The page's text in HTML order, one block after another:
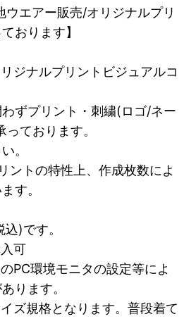
ウエアー販売/オリジナルプリ
おります】
ジナルプリントビジュアルコ
ずプリント・刺繍(ロゴ/ネー
ております。
。
ントの特性上、作成枚数によ
す。
)です。
可
PC環境モニタの設定等によ
ります。
ズ規格となります。普段着て